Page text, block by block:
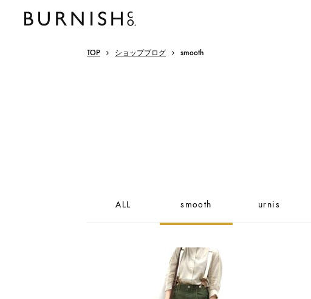
TOP ショップブログ smooth
ALL smooth urnis